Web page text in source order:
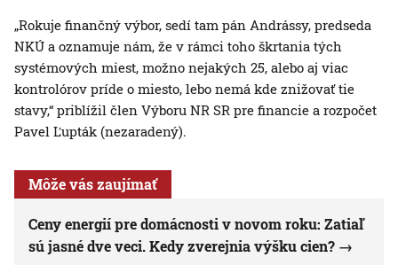
„Rokuje finančný výbor, sedí tam pán Andrássy, predseda
NKÚ a oznamuje nám, že v rámci toho škrtania tých
systémových miest, možno nejakých 25, alebo aj viac
kontrolórov príde o miesto, lebo nemá kde znižovať tie
stavy,“ priblížil člen Výboru NR SR pre financie a rozpočet
Pavel Ľupták (nezaradený).
Môže vás zaujímať
Ceny energií pre domácnosti v novom roku: Zatiaľ
sú jasné dve veci. Kedy zverejnia výšku cien?